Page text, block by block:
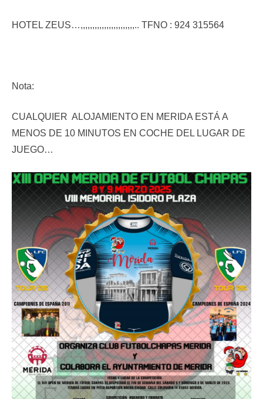
HOTEL ZEUS…,,,,,,,,,,,,,,,,,,,,,,,.. TFNO : 924 315564
Nota:
CUALQUIER ALOJAMIENTO EN MERIDA ESTÁ A
MENOS DE 10 MINUTOS EN COCHE DEL LUGAR DE
JUEGO…